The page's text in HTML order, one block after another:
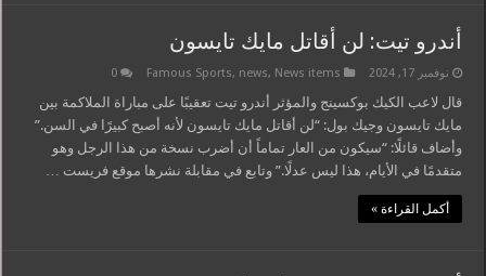
أندرو تيت: لن أقاتل مايك تايسون
نوفمبر 17, 2024 Famous Sports, news, News items
0
قال لاعب الكيك بوكسينج والمؤثر أندرو تيت تعقيبًا على مباراة الملاكمة بين
مايك تايسون وجيك بول: “لن أقاتل مايك تايسون لأنه أصبح كبيرًا في السن.”
وأضاف قائلًا: “سيكون من العار تماماً أن أضرب نسخة من هذا الرجل وهو
متقدمًا في الأيام، هذا ليس عدلًا.” وتابع في مقابلة نشرها موقع فريست …
أكمل القراءة »